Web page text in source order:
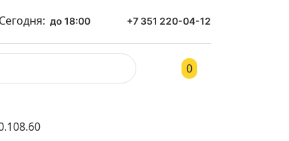
Сегодня: до 18:00 +7 351 220-04-12
0